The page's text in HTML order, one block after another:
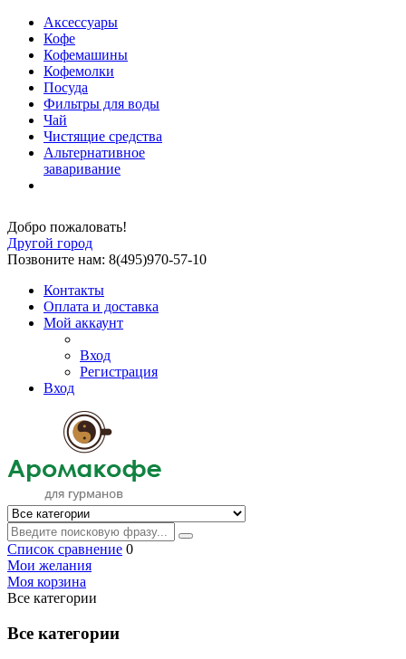
Аксессуары
Кофе
Кофемашины
Кофемолки
Посуда
Фильтры для воды
Чай
Чистящие средства
Альтернативное
заваривание
Добро пожаловать!
Другой город
Позвоните нам: 8(495)970-57-10
Контакты
Оплата и доставка
Мой аккаунт
Вход
Регистрация
Вход
Список сравнение 0
Мои желания
Моя корзина
Все категории
Все категории